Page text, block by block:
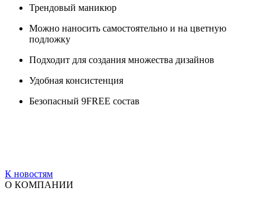
Трендовый маникюр
Можно наносить самостоятельно и на цветную
подложку
Подходит для создания множества дизайнов
Удобная консистенция
Безопасный 9FREE состав
К новостям
О КОМПАНИИ